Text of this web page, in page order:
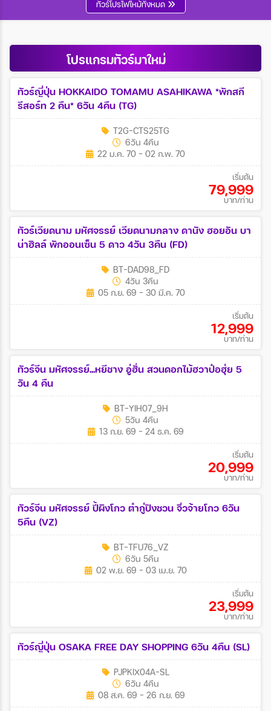
ทัวร์โปรไฟไหม้ทั้งหมด
โปรแกรมทัวร์มาใหม่
ทัวร์ญี่ปุ่น HOKKAIDO TOMAMU ASAHIKAWA *พักสกี
รีสอร์ท 2 คืน* 6วัน 4คืน (TG)
T2G-CTS25TG
6วัน 4คืน
22 ม.ค. 70 - 02 ก.พ. 70
เริ่มต้น
79,999
บาท/ท่าน
ทัวร์เวียดนาม มหัศจรรย์ เวียดนามกลาง ดานัง ฮอยอัน บา
น่าฮิลล์ พักออนเซ็น 5 ดาว 4วัน 3คืน (FD)
BT-DAD98_FD
4วัน 3คืน
05 ก.ย. 69 - 30 มี.ค. 70
เริ่มต้น
12,999
บาท/ท่าน
ทัวร์จีน มหัศจรรย์...หยีชาง อู่ฮั่น สวนดอกไม้ฮวาป๋อฮุ่ย 5
วัน 4 คืน
BT-YIH07_9H
5วัน 4คืน
13 ก.ย. 69 - 24 ธ.ค. 69
เริ่มต้น
20,999
บาท/ท่าน
ทัวร์จีน มหัศจรรย์ ปี้ผิงโกว ต๋ากู่ปิงชวน จิ่วจ้ายโกว 6วัน
5คืน (VZ)
BT-TFU76_VZ
6วัน 5คืน
02 พ.ย. 69 - 03 เม.ย. 70
เริ่มต้น
23,999
บาท/ท่าน
ทัวร์ญี่ปุ่น OSAKA FREE DAY SHOPPING 6วัน 4คืน (SL)
PJPKIX04A-SL
6วัน 4คืน
08 ส.ค. 69 - 26 ก.ย. 69